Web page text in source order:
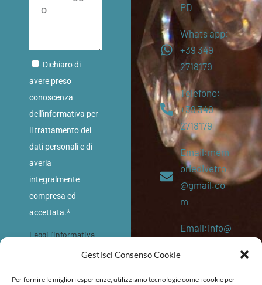
Gestisci Consenso Cookie
Per fornire le migliori esperienze, utilizziamo tecnologie come i cookie per
Dichiaro di
avere preso
conoscenza
dell'informativa per
il trattamento dei
dati personali e di
averla
integralmente
compresa ed
accettata.*
Leggi l'informativa
INVIA
PD
Whats app:
+39 349
2718179
Telefono:
+39 349
2718179
Email:mem
oriedivetro
@gmail.co
m
Email:info@
etro.eu